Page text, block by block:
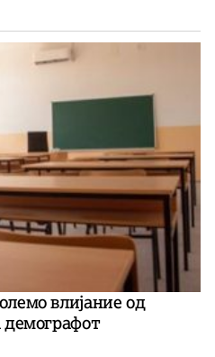
влијание од
демографот